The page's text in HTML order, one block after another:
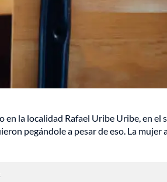
la localidad Rafael Uribe Uribe, en el
pegándole a pesar de eso. La mujer